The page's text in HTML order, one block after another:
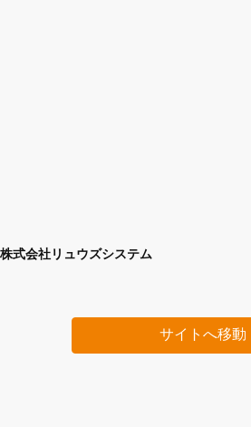
株式会社リュウズシステム
サイトへ移動